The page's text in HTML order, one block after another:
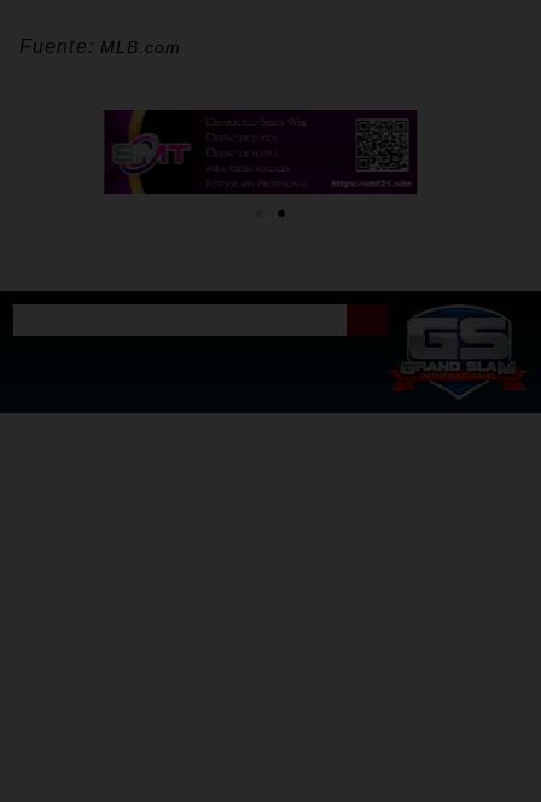
Fuente: MLB.com